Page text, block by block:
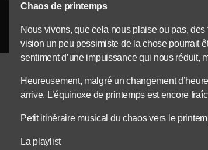
Chaos de printemps
Nous vivons, que cela nous plaise ou pas,
vision un peu pessimiste de la chose pourrait
sentiment d’une impuissance qui nous réduit,
Heureusement, malgré un changement
arrive. L’équinoxe de printemps est encore
Petit itinéraire musical du chaos vers le
La playlist